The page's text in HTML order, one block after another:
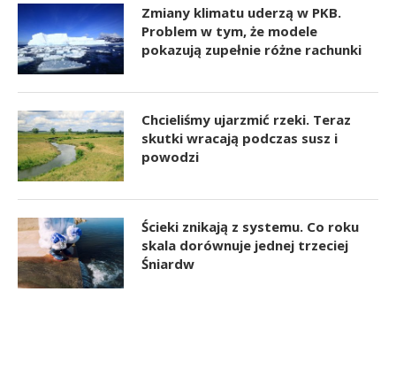
Zmiany klimatu uderzą w PKB.
Problem w tym, że modele
pokazują zupełnie różne rachunki
Chcieliśmy ujarzmić rzeki. Teraz
skutki wracają podczas susz i
powodzi
Ścieki znikają z systemu. Co roku
skala dorównuje jednej trzeciej
Śniardw